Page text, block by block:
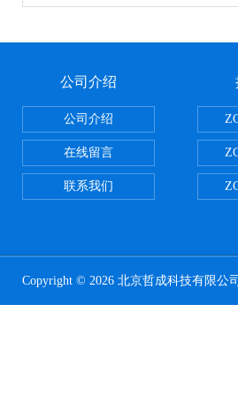
公司介绍
公司介绍
在线留言
联系我们
Copyright © 2026 北京哲成科技有限公